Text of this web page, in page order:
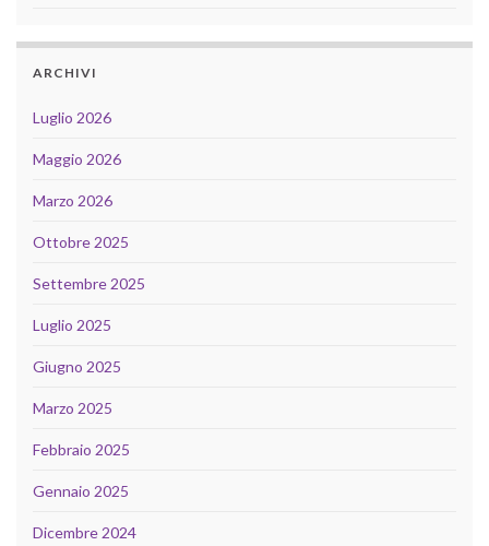
ARCHIVI
Luglio 2026
Maggio 2026
Marzo 2026
Ottobre 2025
Settembre 2025
Luglio 2025
Giugno 2025
Marzo 2025
Febbraio 2025
Gennaio 2025
Dicembre 2024